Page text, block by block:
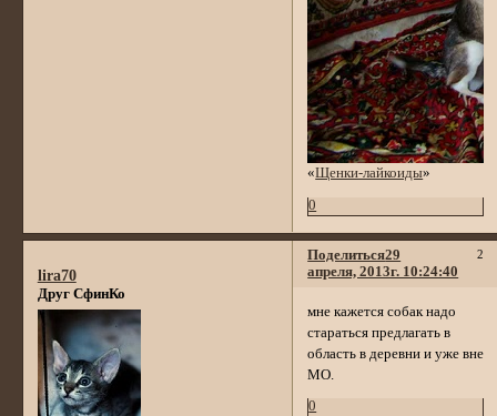
«Щенки-лайкоиды»
0
Поделиться 2
29
апреля, 2013г. 10:24:40
lira70
Друг СфинКо
мне кажется собак надо
стараться предлагать в
область в деревни и уже вне
МО.
0